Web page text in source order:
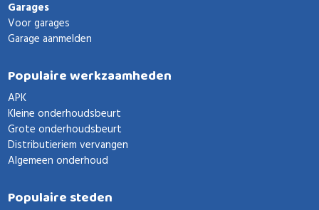
Garages
Voor garages
Garage aanmelden
Populaire werkzaamheden
APK
Kleine onderhoudsbeurt
Grote onderhoudsbeurt
Distributieriem vervangen
Algemeen onderhoud
Populaire steden